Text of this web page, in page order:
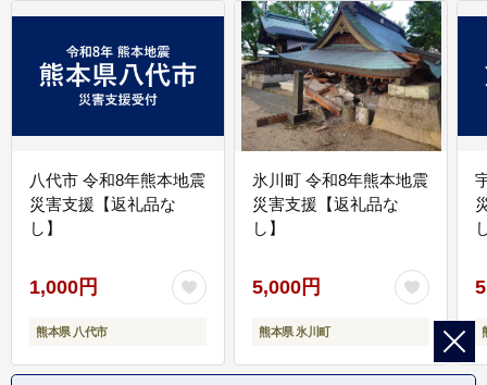
八代市 令和8年熊本地震
災害支援【返礼品な
し】
1,000円
熊本県 八代市
氷川町 令和8年熊本地震
災害支援【返礼品な
し】
5,000円
熊本県 氷川町